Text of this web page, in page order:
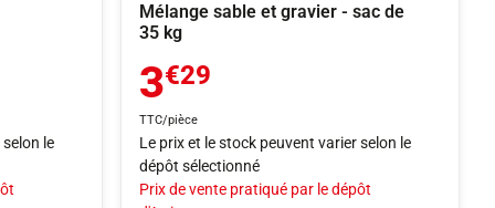
le
Mélange sable et gravier - sac de
35 kg
3€29
TTC/pièce
Le prix et le stock peuvent varier selon le
dépôt sélectionné
Prix de vente pratiqué par le dépôt